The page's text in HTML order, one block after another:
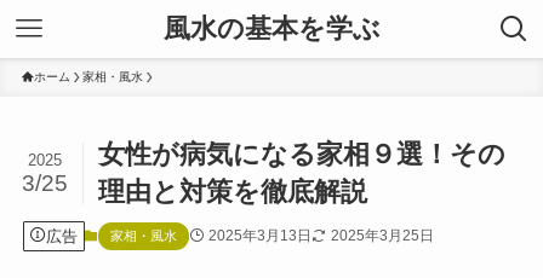
風水の基本を学ぶ
ホーム 家相・風水
女性が病気になる家相９選！その
理由と対策を徹底解説
2025
3/25
広告 家相・風水 2025年3月13日 2025年3月25日